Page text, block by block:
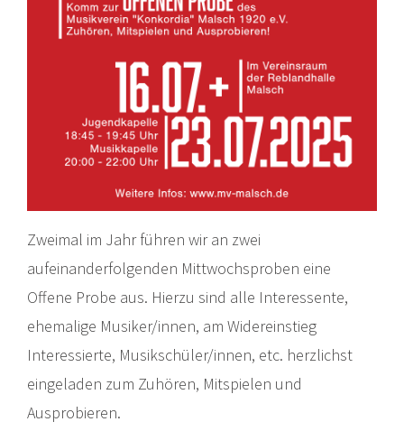
Zweimal im Jahr führen wir an zwei
aufeinanderfolgenden Mittwochsproben eine
Offene Probe aus. Hierzu sind alle Interessente,
ehemalige Musiker/innen, am Widereinstieg
Interessierte, Musikschüler/innen, etc. herzlichst
eingeladen zum Zuhören, Mitspielen und
Ausprobieren.